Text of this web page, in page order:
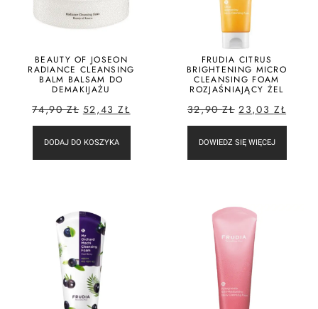
BEAUTY OF JOSEON
RADIANCE CLEANSING
BALM BALSAM DO
DEMAKIJAŻU
74,90ZŁ 52,43ZŁ
DODAJ DO KOSZYKA
FRUDIA CITRUS
BRIGHTENING MICRO
CLEANSING FOAM
ROZJAŚNIAJĄCY ŻEL
32,90ZŁ 23,03 ZŁ
DOWIEDZ SIĘ WIĘCEJ